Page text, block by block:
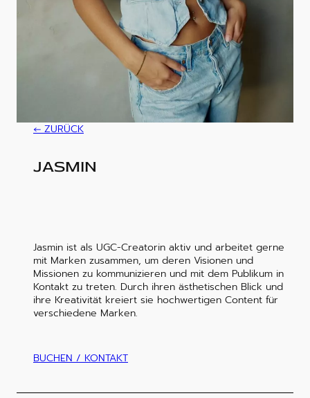
ZURÜCK
JASMIN
Jasmin ist als UGC-Creatorin aktiv und arbeitet gerne
mit Marken zusammen, um deren Visionen und
Missionen zu kommunizieren und mit dem Publikum in
Kontakt zu treten. Durch ihren ästhetischen Blick und
ihre Kreativität kreiert sie hochwertigen Content für
verschiedene Marken.
BUCHEN / KONTAKT